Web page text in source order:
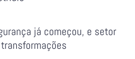
já começou, e setor